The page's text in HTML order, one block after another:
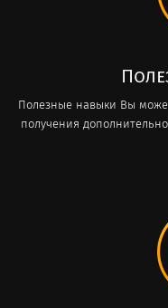
Полезные навыки Вы
получения